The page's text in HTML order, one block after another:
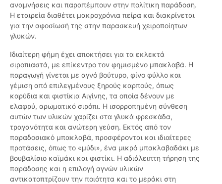
αναμνήσεις και παραπέμπουν στην πολίτικη παράδοση.
Η εταιρεία διαθέτει μακροχρόνια πείρα και διακρίνεται
για την αφοσίωσή της στην παρασκευή χειροποίητων
γλυκών.
Ιδιαίτερη φήμη έχει αποκτήσει για τα εκλεκτά
σιροπιαστά, με επίκεντρο τον φημισμένο μπακλαβά. Η
παραγωγή γίνεται με αγνό βούτυρο, φίνο φύλλο και
γέμιση από επιλεγμένους ξηρούς καρπούς, όπως
καρύδια και φιστίκια Αιγίνης, τα οποία δένουν με
ελαφρύ, αρωματικό σιρόπι. Η ισορροπημένη σύνθεση
αυτών των υλικών χαρίζει στα γλυκά φρεσκάδα,
τραγανότητα και ανώτερη γεύση. Εκτός από τον
παραδοσιακό μπακλαβά, προσφέρονται και ιδιαίτερες
προτάσεις, όπως το «μύδι», ένα μικρό μπακλαβαδάκι με
βουβαλίσιο καϊμάκι και φιστίκι. Η αδιάλειπτη τήρηση της
παράδοσης και η επιλογή αγνών υλικών
αντικατοπτρίζουν την ποιότητα και το μεράκι στη